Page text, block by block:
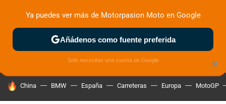
ZONA DE PRUEBAS DEPORTIVAS MOTOS ELÉCTRICAS
HOY SE HABLA DE
China BMW España Carreteras Europa MotoGP
×
Ya puedes ver más de Motorpasion Moto en Google
Añádenos como fuente preferida
Solo necesitas una cuenta de Google